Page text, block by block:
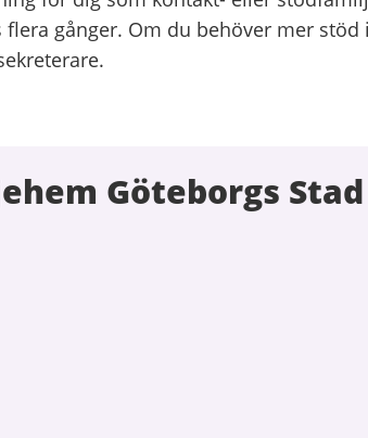
gånger. Om du behöver mer
Göteborgs Stad